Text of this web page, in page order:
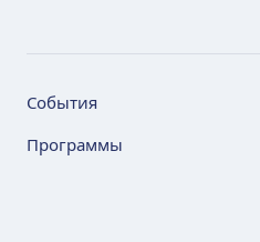
События
Программы